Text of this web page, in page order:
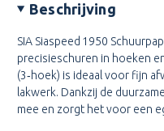
Beschrijving
SIA Siaspeed 1950
precisieschuren in hoeken
(3‑hoek) is ideaal voor fijn
lakwerk. Dankzij de
mee en zorgt het voor een